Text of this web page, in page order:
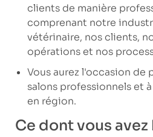
clients de manière
comprenant notre
vétérinaire, nos clients,
opérations et nos
Vous aurez l'occasion de
salons professionnels et
en région.
Ce dont vous